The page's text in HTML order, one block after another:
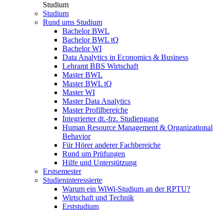
Studium
Studium
Rund ums Studium
Bachelor BWL
Bachelor BWL tQ
Bachelor WI
Data Analytics in Economics & Business
Lehramt BBS Wirtschaft
Master BWL
Master BWL tQ
Master WI
Master Data Analytics
Master Profilbereiche
Integrierter dt.-frz. Studiengang
Human Resource Management & Organizational
Behavior
Für Hörer anderer Fachbereiche
Rund um Prüfungen
Hilfe und Unterstützung
Erstsemester
Studieninteressierte
Warum ein WiWi-Studium an der RPTU?
Wirtschaft und Technik
Erststudium